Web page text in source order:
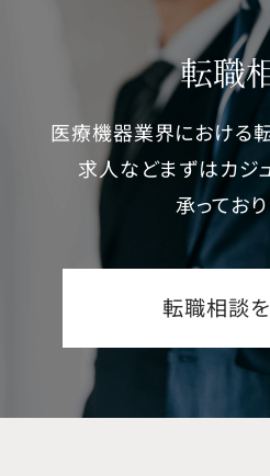
転職
医療機器業界における
求人などまずはカジ
承っており
転職相談